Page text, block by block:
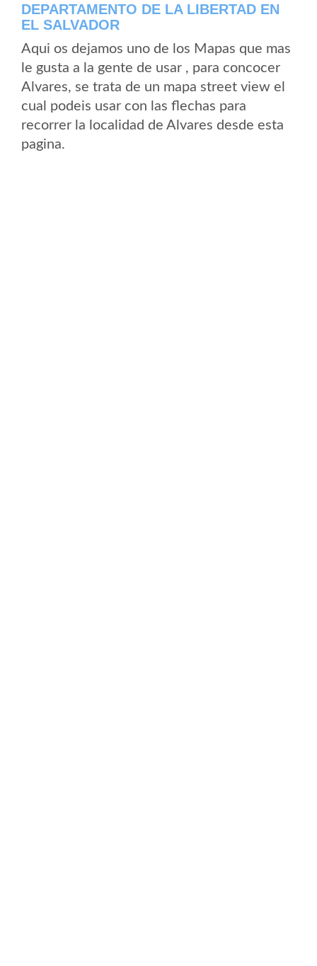
DEPARTAMENTO DE LA LIBERTAD EN
EL SALVADOR
Aqui os dejamos uno de los Mapas que mas
le gusta a la gente de usar , para concocer
Alvares, se trata de un mapa street view el
cual podeis usar con las flechas para
recorrer la localidad de Alvares desde esta
pagina.